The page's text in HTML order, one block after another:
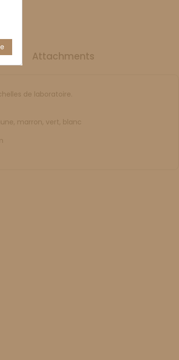
Attachments
de laboratoire.
marron, vert, blanc